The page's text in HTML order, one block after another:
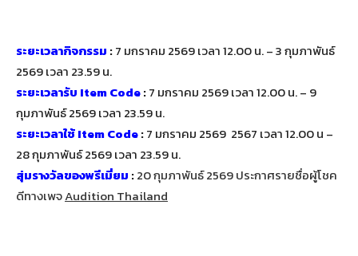
ระยะเวลากิจกรรม :7 มกราคม 2569 เวลา 12.00 น. – 3 กุมภาพันธ์
2569 เวลา 23.59 น.
ระยะเวลารับ Item Code:7 มกราคม 2569 เวลา 12.00 น. – 9
กุมภาพันธ์ 2569 เวลา 23.59 น.
ระยะเวลาใช้ Item Code:7 มกราคม 2569 2567 เวลา 12.00 น –
28 กุมภาพันธ์ 2569 เวลา 23.59 น.
สุ่มรางวัลของพรีเมี่ยม :20 กุมภาพันธ์ 2569 ประกาศรายชื่อผู้โชค
ดีทางเพจAudition Thailand